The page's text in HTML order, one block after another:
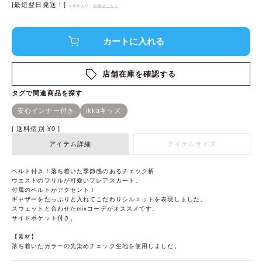
[最短翌日発送！]
※条件あり、 詳細はこちら
店舗在庫を確認する
送料個別 ¥0
アイテム詳細 アイテムサイズ
ベルト付き！落ち着いた季節感のあるチェック柄
ウエストのフリルが可愛いフレアスカート。
付属のベルトがアクセント！
ギャザーをたっぷりと入れてこだわりシルエットを表現しました。
スウェットと合わせたmixコーデがオススメです。
サイドポケット付き。
【素材】
落ち着いたカラーの先染めチェック生地を使用しました。